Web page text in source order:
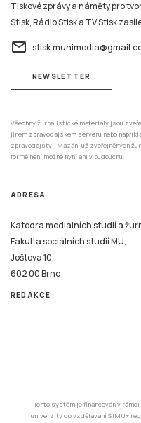
Tiskové zprávy a náměty pro
Stisk, Rádio Stisk a TV Stisk
email
NEWSLETTER
Všechny žurnalistické materiály jsou
jiném zpravodajském serveru nebo
zpravodajství. Mazání už zveřejněných
formě není možné nyní ani v budoucnu.
ADRESA
Katedra mediálních studií a
Fakulta sociálních studií MU,
Joštova 10,
602 00 Brno
REDAKCE
Tento systém je financován v
univerzity do vzdělávání SIMU+